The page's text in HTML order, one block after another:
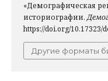
«Демографическая
историографии.
https://doi.org/10.17323/
Другие форматы